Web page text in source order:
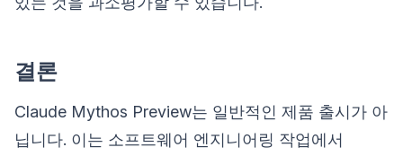
결론
Claude Mythos Preview는 일반적인 제품 출시가 아
닙니다. 이는 소프트웨어 엔지니어링 작업에서